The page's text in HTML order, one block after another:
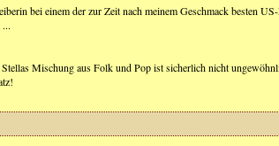
bei einem der zur Zeit nach meinem Geschmack besten
Mischung aus Folk und Pop ist sicherlich nicht